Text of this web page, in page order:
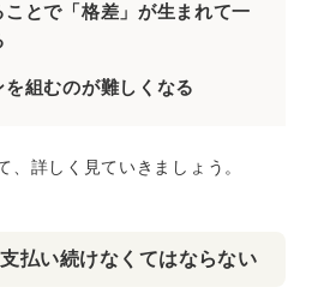
とで「格差」が生まれて一
組むのが難しくなる
、詳しく見ていきましょう。
払い続けなくてはならない